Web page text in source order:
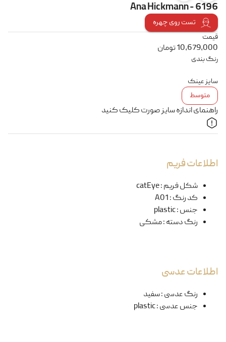
Ana Hickmann - 6196
تست روی چهره
قیمت
10,679,000تومان
رنگ بندی
سایز عینک
متوسط
راهنمای اندازه سایز صورت کلیک کنید
اطلاعات فریم
شکل فریم:
catEye
کد رنگ:
A01
جنس:
plastic
رنگ دسته:مشکی
اطلاعات عدسی
رنگ عدسی:سفید
جنس عدسی:
plastic